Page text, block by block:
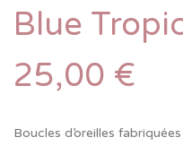
Blue
25,00 €
Boucles d’oreilles